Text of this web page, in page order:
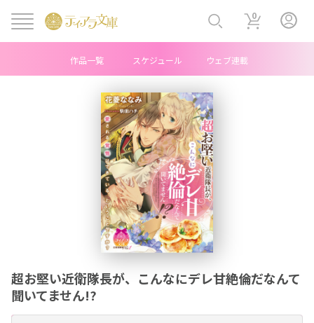
ニ
ュ
作品一覧 スケジュール ウェブ連載
0
超お堅い近衛隊長が、こんなにデレ甘絶倫だなんて
聞いてません!?